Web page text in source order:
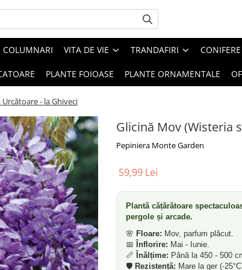
COLUMNARI VITA DE VIE TRANDAFIRI CONIFERE
PLANTE FOIOASE PLANTE ORNAMENTALE
- la Ghiveci
Glicină Mov (Wisteria
Pepiniera Monte Garden
59,99 Lei
Plantă cățărătoare
pergole și arcade.
🌸 Floare: Mov, parfum plăcut.
📅
Înflorire: Mai - Iunie.
📏 Înălțime: Până la 450 - 500
🛡️ Rezistență: Mare la ger (-